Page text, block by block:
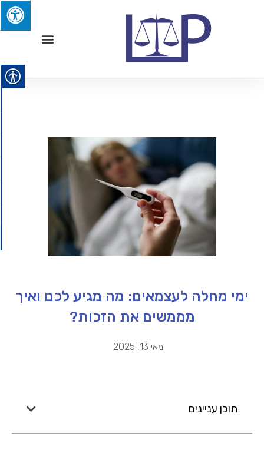
ימי מחלה לעצמאים: מה מגיע לכם ואיך
מממשים את הזכות?
מאי 13, 2025
תוכן עניינים